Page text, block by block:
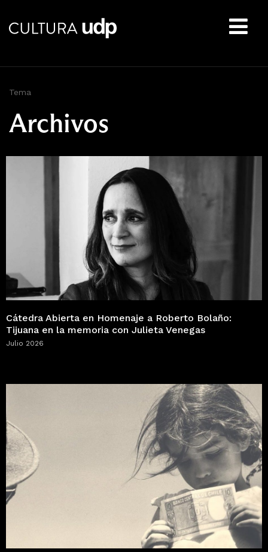
Tema
Archivos
Cátedra Abierta en Homenaje a Roberto Bolaño:
Tijuana en la memoria con Julieta Venegas
Julio 2026